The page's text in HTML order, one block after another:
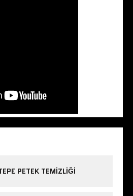
PETEK TEMIZLIĞI